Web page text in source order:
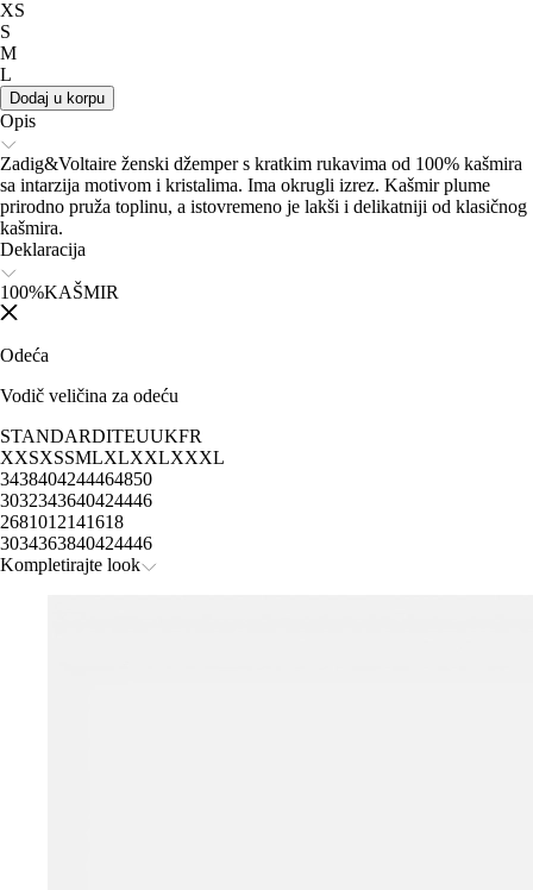
XS
S
M
L
Dodaj u korpu
Opis
Zadig&Voltaire ženski džemper s kratkim rukavima od 100% kašmira
sa intarzija motivom i kristalima. Ima okrugli izrez. Kašmir plume
prirodno pruža toplinu, a istovremeno je lakši i delikatniji od klasičnog
kašmira.
Deklaracija
100%KAŠMIR
Odeća
Vodič veličina za odeću
STANDARDITEUUKFR
XXSXSSMLXLXXLXXXL
3438404244464850
3032343640424446
2681012141618
3034363840424446
Kompletirajte look